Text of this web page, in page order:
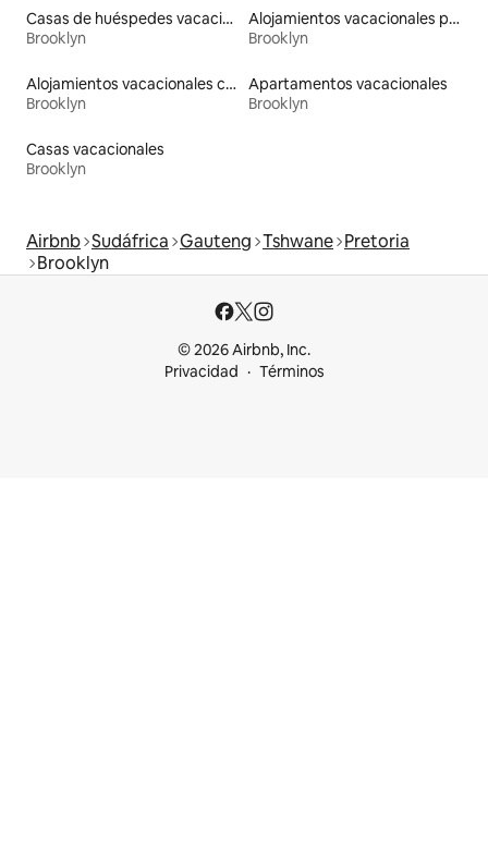
Casas de huéspedes vacacionales
Brooklyn
Alojamientos vacacionales para familias
Brooklyn
Alojamientos vacacionales con piscina
Brooklyn
Apartamentos vacacionales
Brooklyn
Casas vacacionales
Brooklyn
Airbnb Sudáfrica Gauteng Tshwane Pretoria
Brooklyn
© 2026 Airbnb, Inc.
Privacidad
Términos